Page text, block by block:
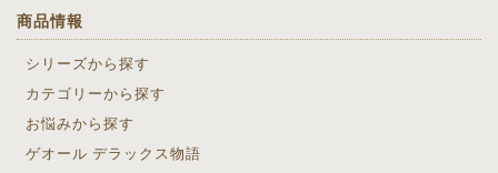
商品情報
シリーズから探す
カテゴリーから探す
お悩みから探す
ゲオール デラックス物語